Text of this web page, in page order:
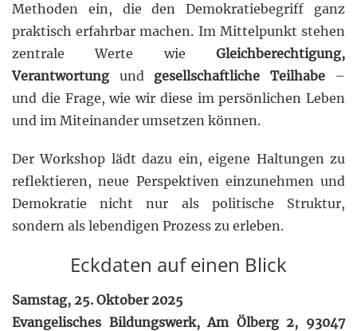
Methoden ein, die den Demokratiebegriff ganz
praktisch erfahrbar machen. Im Mittelpunkt stehen
zentrale Werte wie Gleichberechtigung,
Verantwortungund gesellschaftliche Teilhabe–
und die Frage, wie wir diese im persönlichen Leben
und im Miteinander umsetzen können.
Der Workshop lädt dazu ein, eigene Haltungen zu
reflektieren, neue Perspektiven einzunehmen und
Demokratie nicht nur als politische Struktur,
sondern als lebendigen Prozess zu erleben.
Eckdaten auf einen Blick
Samstag, 25. Oktober 2025
Evangelisches Bildungswerk, Am Ölberg 2, 93047